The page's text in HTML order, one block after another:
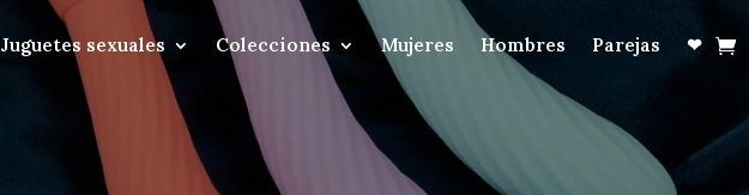
Juguetes sexuales Colecciones Mujeres Hombres Parejas ❤